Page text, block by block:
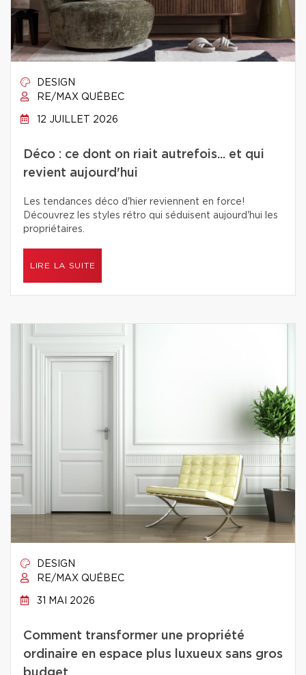
DESIGN
RE/MAX QUÉBEC
12 JUILLET 2026
Déco : ce dont on riait autrefois... et qui
revient aujourd'hui
Les tendances déco d'hier reviennent en force!
Découvrez les styles rétro qui séduisent aujourd'hui les
propriétaires.
LIRE LA SUITE
DESIGN
RE/MAX QUÉBEC
31 MAI 2026
Comment transformer une propriété
ordinaire en espace plus luxueux sans gros